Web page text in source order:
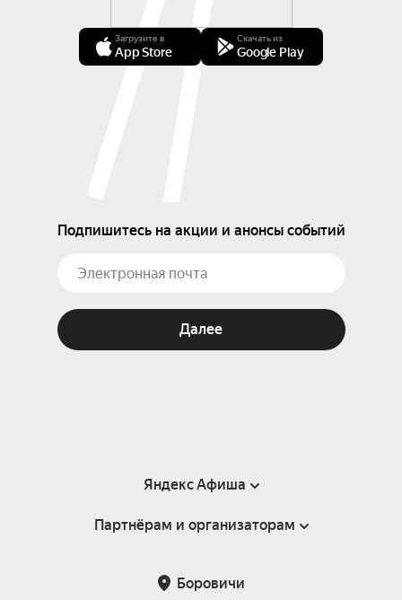
Загрузите в
App Store
Скачать из
Google Play
Подпишитесь на акции и анонсы событий
Далее
Яндекс Афиша
Справка
Подарочные сертификаты
Партнёрам и организаторам
Боровичи